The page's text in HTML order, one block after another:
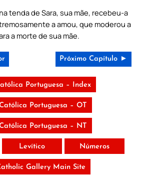
tenda de Sara, sua mãe, recebeu-a
a amou, que moderou a
a morte de sua mãe.
Próximo Capítulo ►
Portuguesa – Index
Portuguesa – OT
Portuguesa – NT
Levítico Números
Gallery Main Site